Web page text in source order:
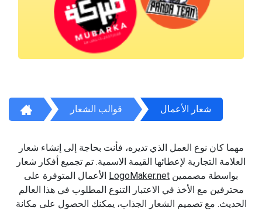
قوالب الشعار شعار الأعمال
مهما كان نوع العمل الذي تديره، فأنت بحاجة إلى إنشاء شعار
العلامة التجارية لإعطائها القيمة الاسمية. تم تجميع أفكار شعار
LogoMaker.net
محترفين مع الأخذ في الاعتبار التنوع المطلوب في هذا العالم
الحديث. مع تصميم الشعار الجذاب، يمكنك الحصول على مكانة